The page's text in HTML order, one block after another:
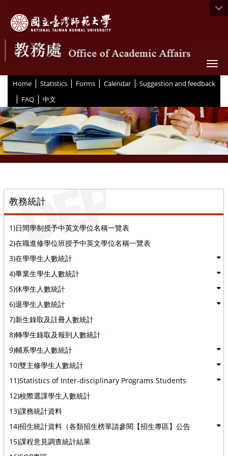
Home | Statistics | Forms | Calendar | Suggestion and feedback
| FAQ | 中文
教務統計
1)日間學制授予中英文學位名稱一覽表
2)在職進修學位班授予中英文學位名稱一覽表
3)在學學生人數統計
4)畢業生學生人數統計
5)休學生人數統計
6)退學生人數統計
7)新生錄取及註冊人數統計
8)轉學生錄取及報到人數統計
9)輔系學生人數統計
10)雙主修學生人數統計
11)Statistics of Inter-disciplinary Programs Students
12)校際選課學生人數統計
13)課務統計資料
14)招生統計資料（各類招生榜單請參閱【招生專區】公告
15)課程意見調查統計結果